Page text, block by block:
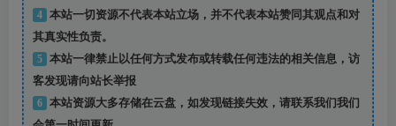
4
本站一切资源不代表本站立场，并不代表本站赞同其观点和对
其真实性负责。
5
本站一律禁止以任何方式发布或转载任何违法的相关信息，访
客发现请向站长举报
6
本站资源大多存储在云盘，如发现链接失效，请联系我们我们